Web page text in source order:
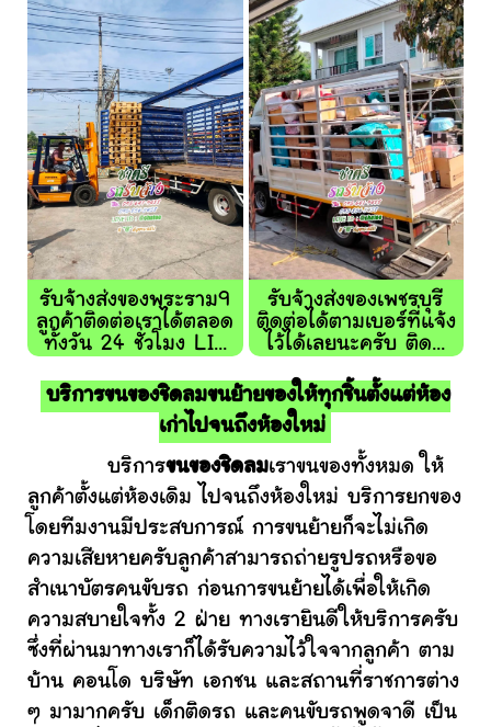
รับจ้างส่งของพระราม9
ลูกค้าติดต่อเราได้ตลอด
ทั้งวัน 24 ชั่วโมง LI...
รับจ้างส่งของเพชรบุรี
ติดต่อได้ตามเบอร์ที่แจ้ง
ไว้ได้เลยนะครับ ติด...
บริการขนของชิดลมขนย้ายของให้ทุกชิ้นตั้งแต่ห้อง
เก่าไปจนถึงห้องใหม่
บริการขนของชิดลมเราขนของทั้งหมด ให้
ลูกค้าตั้งแต่ห้องเดิม ไปจนถึงห้องใหม่ บริการยกของ
โดยทีมงานมีประสบการณ์ การขนย้ายก็จะไม่เกิด
ความเสียหายครับลูกค้าสามารถถ่ายรูปรถหรือขอ
สำเนาบัตรคนขับรถ ก่อนการขนย้ายได้เพื่อให้เกิด
ความสบายใจทั้ง 2 ฝ่าย ทางเรายินดีให้บริการครับ
ซึ่งที่ผ่านมาทางเราก็ได้รับความไว้ใจจากลูกค้า ตาม
บ้าน คอนโด บริษัท เอกชน และสถานที่ราชการต่าง
ๆ มามากครับ เด็กติดรถ และคนขับรถพูดจาดี เป็น